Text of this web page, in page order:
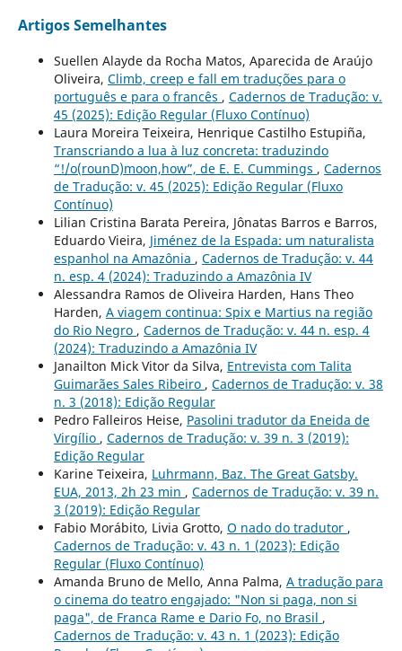
Artigos Semelhantes
Suellen Alayde da Rocha Matos, Aparecida de Araújo
Oliveira, Climb, creep e fall em traduções para o
português e para o francês , Cadernos de Tradução: v.
45 (2025): Edição Regular (Fluxo Contínuo)
Laura Moreira Teixeira, Henrique Castilho Estupiña,
Transcriando a lua à luz concreta: traduzindo
“!/o(rounD)moon,how”, de E. E. Cummings , Cadernos
de Tradução: v. 45 (2025): Edição Regular (Fluxo
Contínuo)
Lilian Cristina Barata Pereira, Jônatas Barros e Barros,
Eduardo Vieira, Jiménez de la Espada: um naturalista
espanhol na Amazônia , Cadernos de Tradução: v. 44
n. esp. 4 (2024): Traduzindo a Amazônia IV
Alessandra Ramos de Oliveira Harden, Hans Theo
Harden, A viagem continua: Spix e Martius na região
do Rio Negro , Cadernos de Tradução: v. 44 n. esp. 4
(2024): Traduzindo a Amazônia IV
Janailton Mick Vitor da Silva, Entrevista com Talita
Guimarães Sales Ribeiro , Cadernos de Tradução: v. 38
n. 3 (2018): Edição Regular
Pedro Falleiros Heise, Pasolini tradutor da Eneida de
Virgílio , Cadernos de Tradução: v. 39 n. 3 (2019):
Edição Regular
Karine Teixeira, Luhrmann, Baz. The Great Gatsby.
EUA, 2013, 2h 23 min , Cadernos de Tradução: v. 39 n.
3 (2019): Edição Regular
Fabio Morábito, Livia Grotto, O nado do tradutor ,
Cadernos de Tradução: v. 43 n. 1 (2023): Edição
Regular (Fluxo Contínuo)
Amanda Bruno de Mello, Anna Palma, A tradução para
o cinema do teatro engajado: "Non si paga, non si
paga", de Franca Rame e Dario Fo, no Brasil ,
Cadernos de Tradução: v. 43 n. 1 (2023): Edição